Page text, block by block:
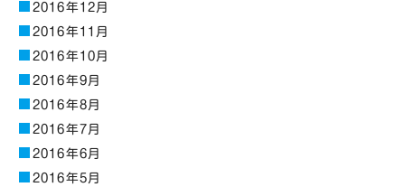
2016年12月
2016年11月
2016年10月
2016年9月
2016年8月
2016年7月
2016年6月
2016年5月